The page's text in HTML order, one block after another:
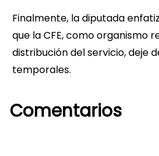
Finalmente, la diputada
que la CFE, como organismo
distribución del servicio, deje
temporales.
Comentarios